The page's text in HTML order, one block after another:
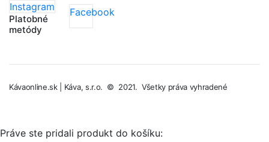
Facebook
Instagram
Platobné
metódy
Kávaonline.sk | Káva, s.r.o. © 2021. Všetky práva vyhradené
Práve ste pridali produkt do košíku: